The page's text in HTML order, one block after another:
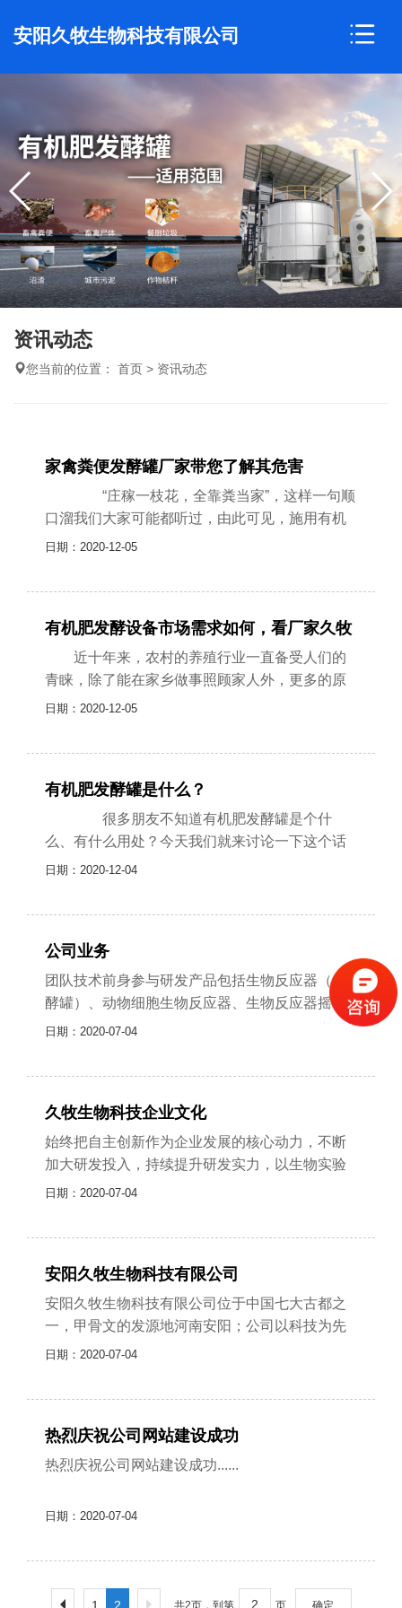
安阳久牧生物科技有限公司
资讯动态
您当前的位置： 首页 > 资讯动态
家禽粪便发酵罐厂家带您了解其危害
“庄稼一枝花，全靠粪当家”，这样一句顺
口溜我们大家可能都听过，由此可见，施用有机
肥对于庄稼来说，是非常关键的步骤，那么您可
日期：2020-12-05
有机肥发酵设备市场需求如何，看厂家久牧
生物来给大家聊聊！
近十年来，农村的养殖行业一直备受人们的
青睐，除了能在家乡做事照顾家人外，更多的原
因是可以赚到钱，比在外打工好很多，可谓好处
日期：2020-12-05
有机肥发酵罐是什么？
很多朋友不知道有机肥发酵罐是个什
么、有什么用处？今天我们就来讨论一下这个话
题，怎么将鸡粪如何处理成良好的有机肥？
日期：2020-12-04
公司业务
团队技术前身参与研发产品包括生物反应器（发
酵罐）、动物细胞生物反应器、生物反应器摇
床、配液罐、灭活罐等整体装备。拥有多年生物
日期：2020-07-04
久牧生物科技企业文化
始终把自主创新作为企业发展的核心动力，不断
加大研发投入，持续提升研发实力，以生物实验
室设备研发为技术核心、以土壤修复为工程核
日期：2020-07-04
安阳久牧生物科技有限公司
安阳久牧生物科技有限公司位于中国七大古都之
一，甲骨文的发源地河南安阳；公司以科技为先
导，集科研、生产、开发为一体，是从事生物实
日期：2020-07-04
热烈庆祝公司网站建设成功
热烈庆祝公司网站建设成功......
日期：2020-07-04